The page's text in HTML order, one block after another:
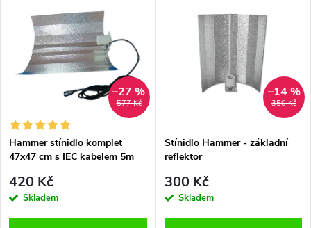
n
í
p
r
Abecedně
p
s
p
r
577 Kč
–27 %
Hammer stínidlo komplet
47x47 cm s IEC kabelem 5m
420 Kč
Skladem
350 Kč
–14 %
Stínidlo Hammer - základní
reflektor
300 Kč
Skladem